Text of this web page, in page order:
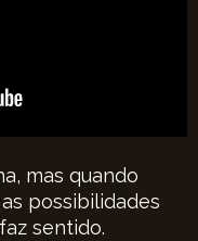
mas quando
possibilidades
sentido.